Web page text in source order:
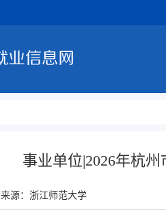
事业单位|2026年杭
来源：浙江师范大学